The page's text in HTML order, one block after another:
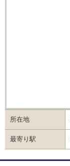
所在地
最寄り駅